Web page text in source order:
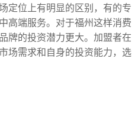
定位上有明显的区别，有的专
高端服务。对于福州这样消费
牌的投资潜力更大。加盟者在
场需求和自身的投资能力，选